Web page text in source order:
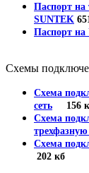
Паспорт
SUNTEK
Паспорт
Схемы
Схема
сеть 156
Схема
трехфазную
Схема
202 кб